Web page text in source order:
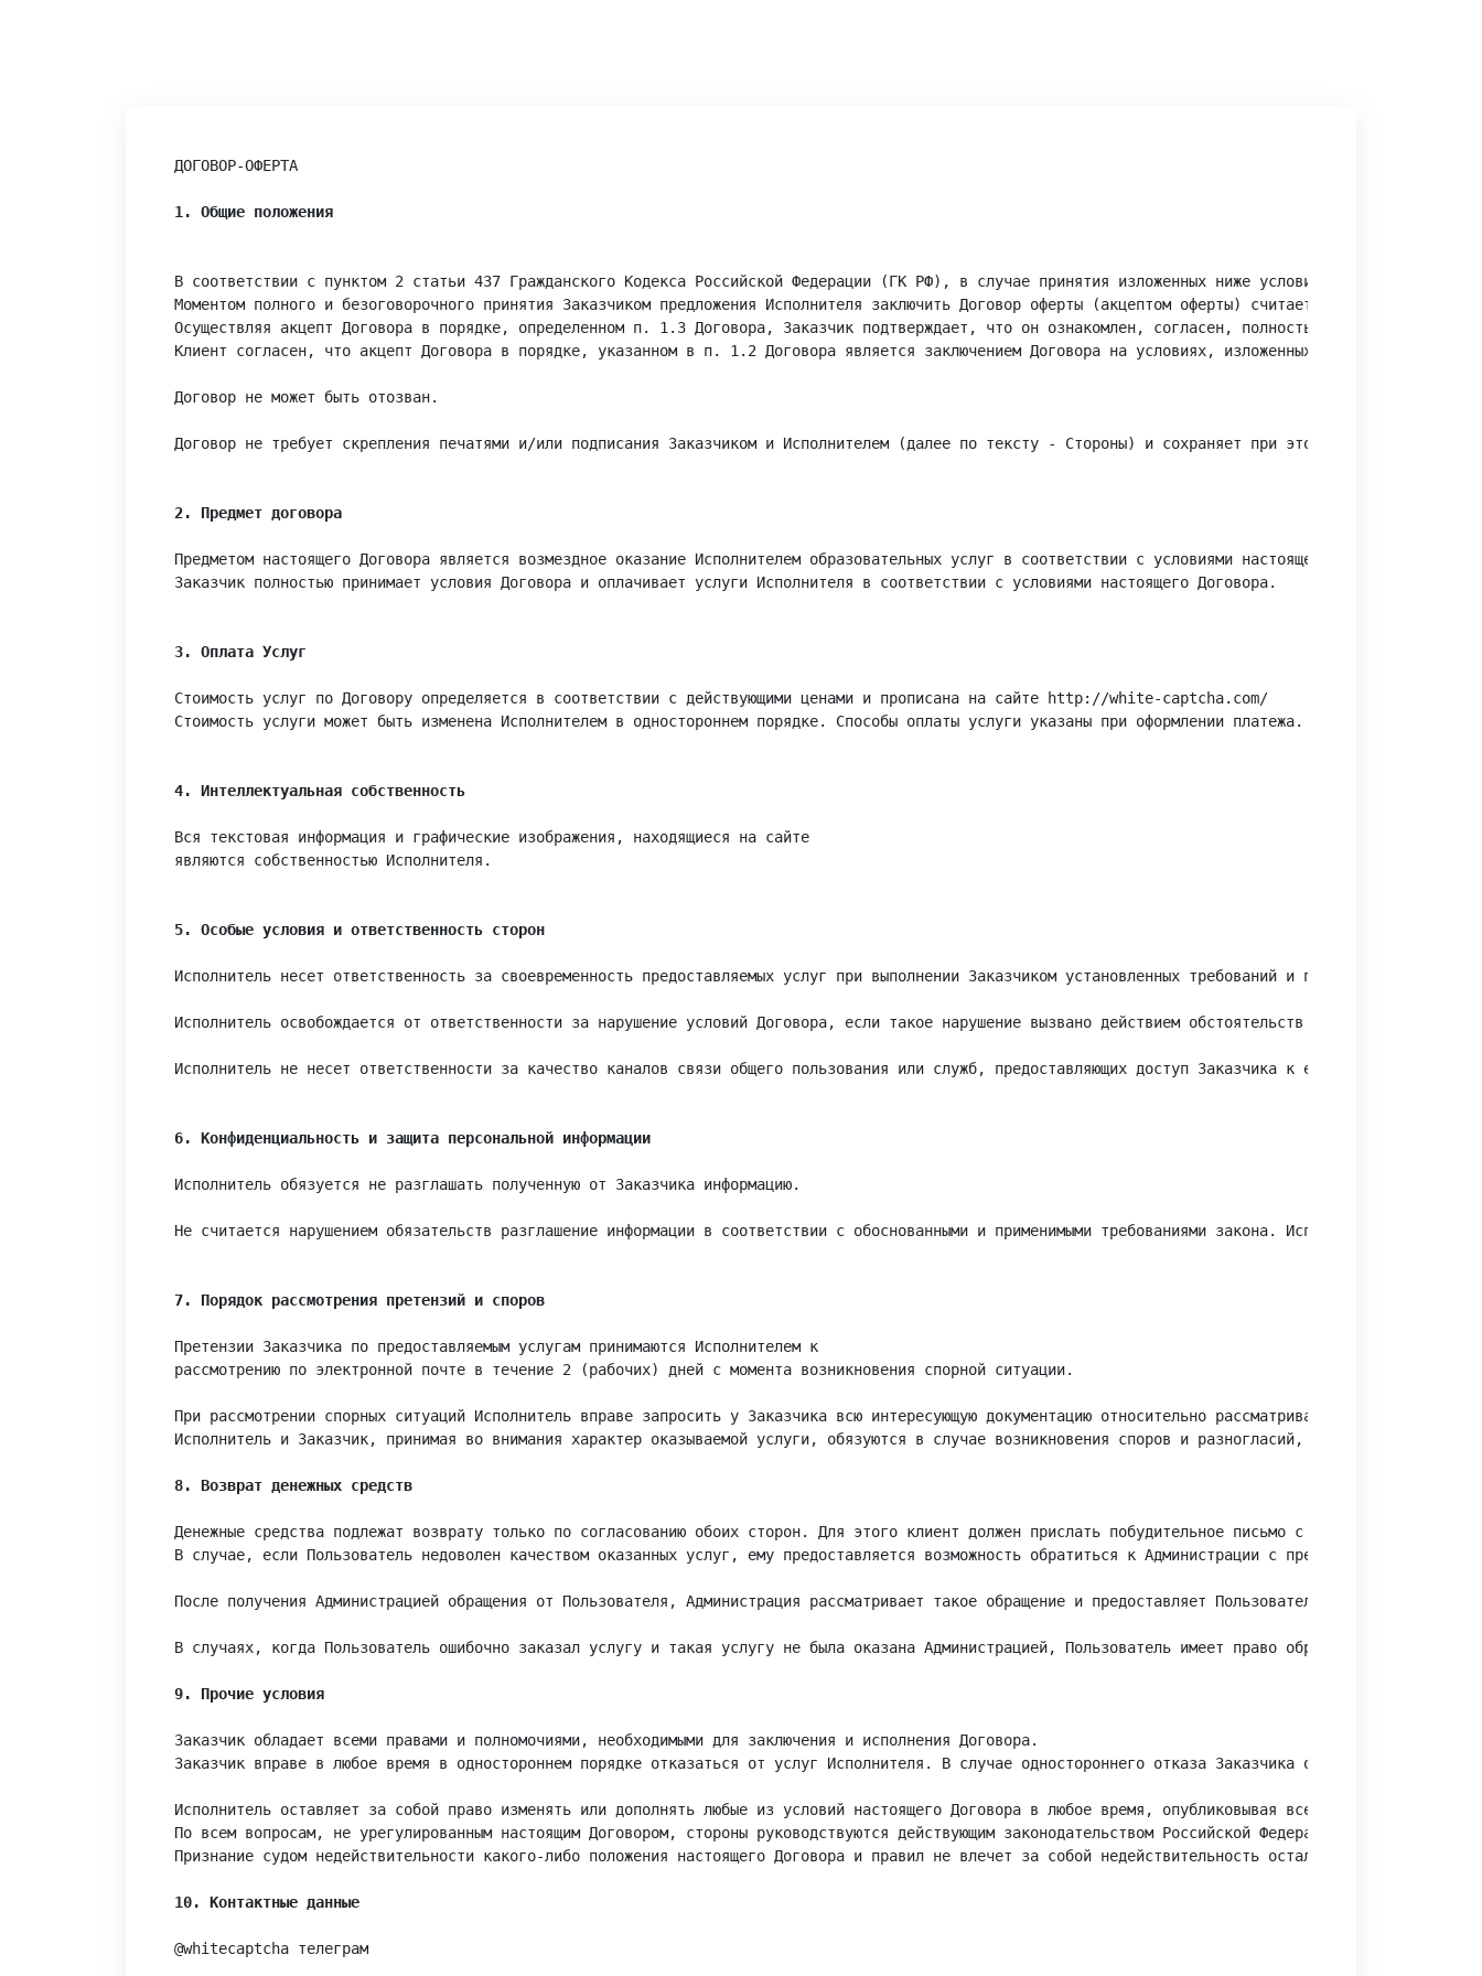
ДОГОВОР-ОФЕРТА
1. Общие положения
В соответствии с пунктом 2 статьи 437 Гражданского Кодекса Российской Федерации (ГК РФ), в случае принятия изложенных ниже условий и оплаты
Моментом полного и безоговорочного принятия Заказчиком предложения Исполнителя заключить Договор оферты (акцептом оферты) считается факт
Осуществляя акцепт Договора в порядке, определенном п. 1.3 Договора, Заказчик подтверждает, что он ознакомлен, согласен, полностью и
Клиент согласен, что акцепт Договора в порядке, указанном в п. 1.2 Договора является заключением Договора на условиях, изложенных в нем.
Договор не может быть отозван.
Договор не требует скрепления печатями и/или подписания Заказчиком и Исполнителем (далее по тексту - Стороны) и сохраняет при этом юридическую силу.
2. Предмет договора
Предметом настоящего Договора является возмездное оказание Исполнителем образовательных услуг в соответствии с условиями настоящего Договора.
Заказчик полностью принимает условия Договора и оплачивает услуги Исполнителя в соответствии с условиями настоящего Договора.
3. Оплата Услуг
Стоимость услуг по Договору определяется в соответствии с действующими ценами и прописана на сайте http://white-captcha.com/
Стоимость услуги может быть изменена Исполнителем в одностороннем порядке. Способы оплаты услуги указаны при оформлении платежа.
4. Интеллектуальная собственность
Вся текстовая информация и графические изображения, находящиеся на сайте
являются собственностью Исполнителя.
5. Особые условия и ответственность сторон
Исполнитель несет ответственность за своевременность предоставляемых услуг при выполнении Заказчиком установленных требований и правил,
Исполнитель освобождается от ответственности за нарушение условий Договора, если такое нарушение вызвано действием обстоятельств
Исполнитель не несет ответственности за качество каналов связи общего пользования или служб, предоставляющих доступ Заказчика к его услугам.
6. Конфиденциальность и защита персональной информации
Исполнитель обязуется не разглашать полученную от Заказчика информацию.
Не считается нарушением обязательств разглашение информации в соответствии с обоснованными и применимыми требованиями закона. Исполнитель
7. Порядок рассмотрения претензий и споров
Претензии Заказчика по предоставляемым услугам принимаются Исполнителем к
рассмотрению по электронной почте в течение 2 (рабочих) дней с момента возникновения спорной ситуации.
При рассмотрении спорных ситуаций Исполнитель вправе запросить у Заказчика всю интересующую документацию относительно рассматриваемого
Исполнитель и Заказчик, принимая во внимания характер оказываемой услуги, обязуются в случае возникновения споров и разногласий, связанных с
8. Возврат денежных средств
Денежные средства подлежат возврату только по согласованию обоих сторон. Для этого клиент должен прислать побудительное письмо с обоснованием о
В случае, если Пользователь недоволен качеством оказанных услуг, ему предоставляется возможность обратиться к Администрации с претензией, в
После получения Администрацией обращения от Пользователя, Администрация рассматривает такое обращение и предоставляет Пользователю ответ. В
В случаях, когда Пользователь ошибочно заказал услугу и такая услугу не была оказана Администрацией, Пользователь имеет право обратиться к
9. Прочие условия
Заказчик обладает всеми правами и полномочиями, необходимыми для заключения и исполнения Договора.
Заказчик вправе в любое время в одностороннем порядке отказаться от услуг Исполнителя. В случае одностороннего отказа Заказчика от услуг
Исполнитель оставляет за собой право изменять или дополнять любые из условий настоящего Договора в любое время, опубликовывая все изменения на
По всем вопросам, не урегулированным настоящим Договором, стороны руководствуются действующим законодательством Российской Федерации.
Признание судом недействительности какого-либо положения настоящего Договора и правил не влечет за собой недействительность остальных положений.
10. Контактные данные
@whitecaptcha телеграм